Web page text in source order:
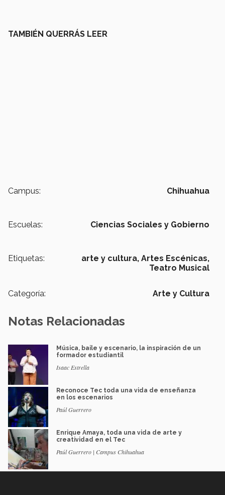
TAMBIÉN QUERRÁS LEER
Campus: Chihuahua
Escuelas: Ciencias Sociales y Gobierno
Etiquetas: arte y cultura, Artes Escénicas,
Teatro Musical
Categoría: Arte y Cultura
Notas Relacionadas
Música, baile y escenario, la inspiración de un
formador estudiantil
Isaac Estrella
Reconoce Tec toda una vida de enseñanza
en los escenarios
Paúl Guerrero
Enrique Amaya, toda una vida de arte y
creatividad en el Tec
Paúl Guerrero | Campus Chihuahua